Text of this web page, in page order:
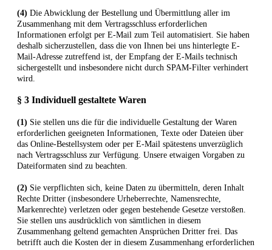
(4) Die Abwicklung der Bestellung und Übermittlung aller im
Zusammenhang mit dem Vertragsschluss erforderlichen
Informationen erfolgt per E-Mail zum Teil automatisiert. Sie haben
deshalb sicherzustellen, dass die von Ihnen bei uns hinterlegte E-
Mail-Adresse zutreffend ist, der Empfang der E-Mails technisch
sichergestellt und insbesondere nicht durch SPAM-Filter verhindert
wird.
§ 3 Individuell gestaltete Waren
(1) Sie stellen uns die für die individuelle Gestaltung der Waren
erforderlichen geeigneten Informationen, Texte oder Dateien über
das Online-Bestellsystem oder per E-Mail spätestens unverzüglich
nach Vertragsschluss zur Verfügung. Unsere etwaigen Vorgaben zu
Dateiformaten sind zu beachten.
(2) Sie verpflichten sich, keine Daten zu übermitteln, deren Inhalt
Rechte Dritter (insbesondere Urheberrechte, Namensrechte,
Markenrechte) verletzen oder gegen bestehende Gesetze verstoßen.
Sie stellen uns ausdrücklich von sämtlichen in diesem
Zusammenhang geltend gemachten Ansprüchen Dritter frei. Das
betrifft auch die Kosten der in diesem Zusammenhang erforderlichen